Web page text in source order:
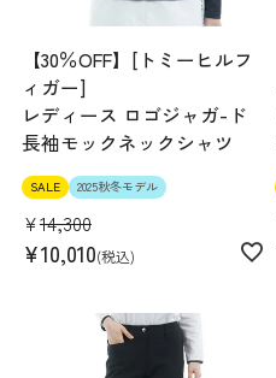
【30％OFF】[トミーヒルフ
ィガー]
レディース ロゴジャガ-ド
長袖モックネックシャツ
SALE 2025秋冬モデル
¥14,300
¥10,010 税込